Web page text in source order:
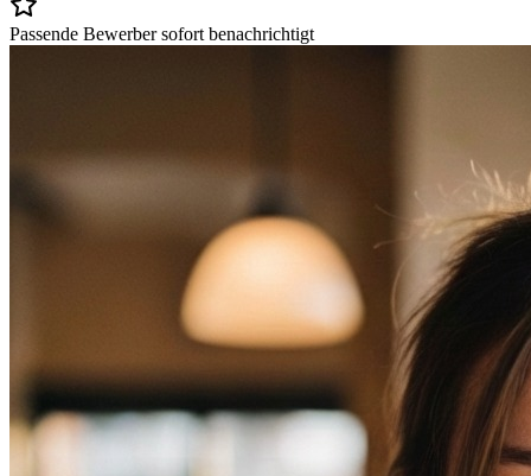
Passende Bewerber sofort benachrichtigt